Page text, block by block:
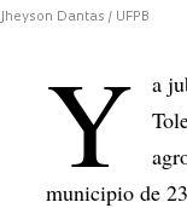
Jheyson Dantas / UFPB
Y
a
municipio de